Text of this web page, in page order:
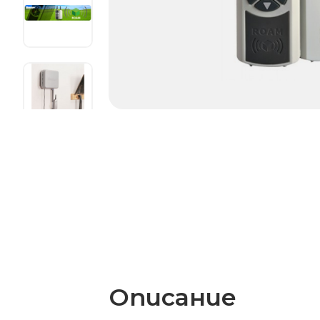
Описание